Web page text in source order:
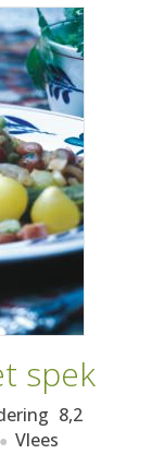
spek
8,2
Vlees